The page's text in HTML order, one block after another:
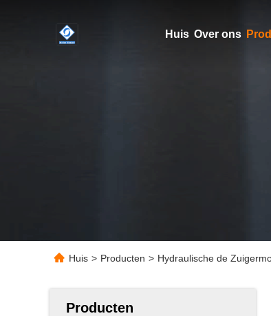
Huis Over ons
Huis > Producten > Hydraulische de
Producten